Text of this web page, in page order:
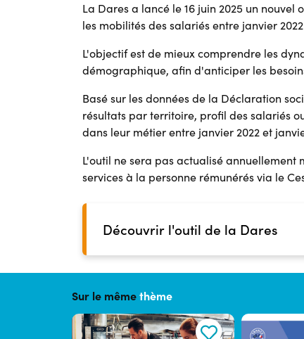
La Dares a lancé le 16 juin 2025 un
les mobilités des salariés entre janvier
L'objectif est de mieux comprendre les
démographique, afin d'anticiper les
Basé sur les données de la Déclaration
résultats par territoire, profil des salariés
dans leur métier entre janvier 2022 et
L'outil ne sera pas actualisé
services à la personne rémunérés via le
Découvrir l'outil de la Dares
Sur le mêmethème